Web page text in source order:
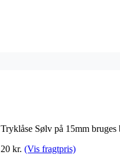
Tryklåse Sølv på 15mm
20 kr. (Vis fragtpris)